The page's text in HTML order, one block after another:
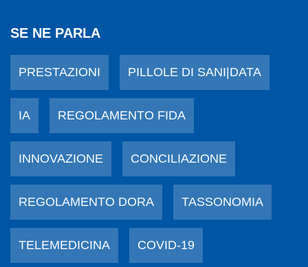
SE NE PARLA
PRESTAZIONI PILLOLE DI SANI|DATA
IA REGOLAMENTO FIDA
INNOVAZIONE CONCILIAZIONE
REGOLAMENTO DORA TASSONOMIA
TELEMEDICINA COVID-19